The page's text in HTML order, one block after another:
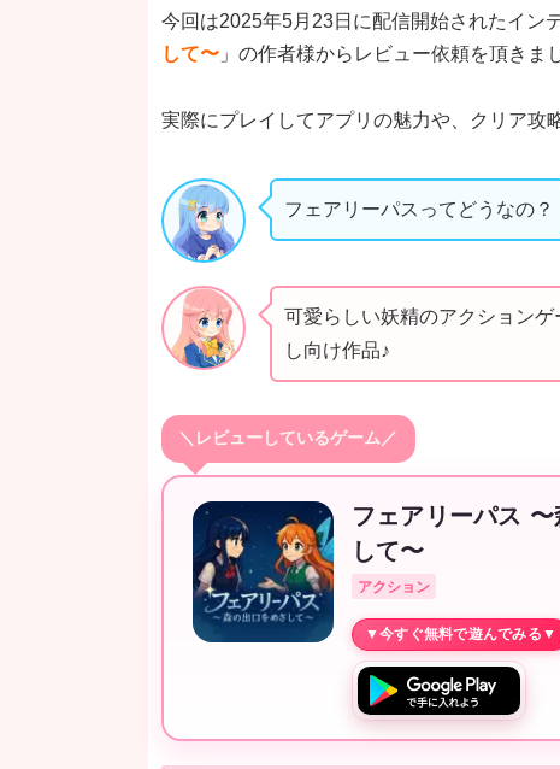
今回は2025年5月23日に配信開始されたイン
して〜 」の作者様からレビュー依頼を頂きま
実際にプレイしてアプリの魅力や、クリア攻
フェアリーパスってどうなの？
可愛らしい妖精のアクション
し向け作品♪
＼レビューしているゲーム／
フェアリーパス
して〜
アクション